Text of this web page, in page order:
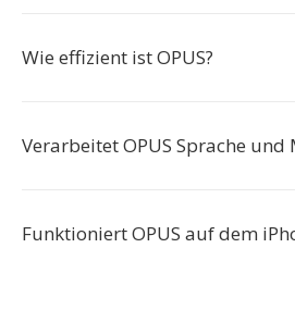
Wie effizient ist OPUS?
Verarbeitet OPUS Sprache und
Funktioniert OPUS auf dem